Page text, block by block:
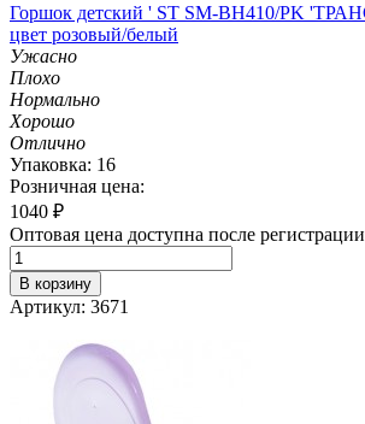
Горшок детский ' ST SM-BH410/PK
цвет розовый/белый
Ужасно
Плохо
Нормально
Хорошо
Отлично
Упаковка: 16
Розничная цена:
1040 ₽
Оптовая цена доступна после регистрации
В корзину
Артикул: 3671